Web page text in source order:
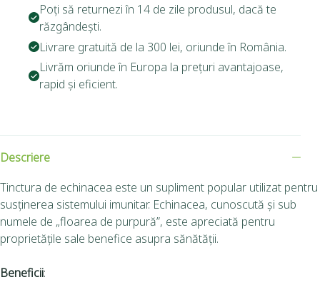
Poți să returnezi în 14 de zile produsul, dacă te
răzgândești.
Livrare gratuită de la 300 lei, oriunde în România.
Livrăm oriunde în Europa la prețuri avantajoase,
rapid și eficient.
Descriere
Tinctura de echinacea este un supliment popular utilizat pentru
susținerea sistemului imunitar. Echinacea, cunoscută și sub
numele de „floarea de purpură”, este apreciată pentru
proprietățile sale benefice asupra sănătății.
Beneficii: